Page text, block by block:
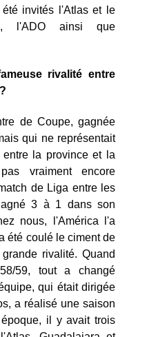
invités l'Atlas et le
l'ADO ainsi que
rivalité entre
de Coupe, gagnée
qui ne représentait
entre la province et la
vraiment encore
de Liga entre les
3 à 1 dans son
nous, l'América l'a
été coulé le ciment de
rivalité. Quand
59, tout a changé
qui était dirigée
a réalisé une saison
il y avait trois